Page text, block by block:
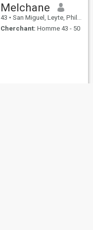
Melchane
43 • San Miguel, Leyte, Philippines
Cherchant: Homme 43 - 50